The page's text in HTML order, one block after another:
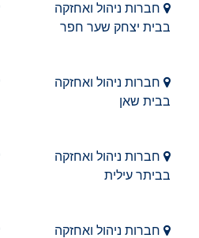
חברות ניהול ואחזקה
בבית יצחק שער חפר
חברות ניהול ואחזקה
בבית שאן
חברות ניהול ואחזקה
בביתר עילית
חברות ניהול ואחזקה